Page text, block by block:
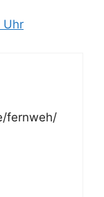
Uhr
fernweh/